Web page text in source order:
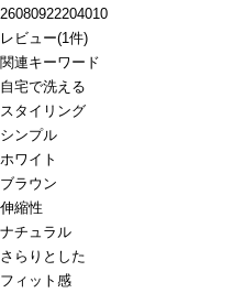
26080922204010
レビュー(1件)
関連キーワード
自宅で洗える
スタイリング
シンプル
ホワイト
ブラウン
伸縮性
ナチュラル
さらりとした
フィット感